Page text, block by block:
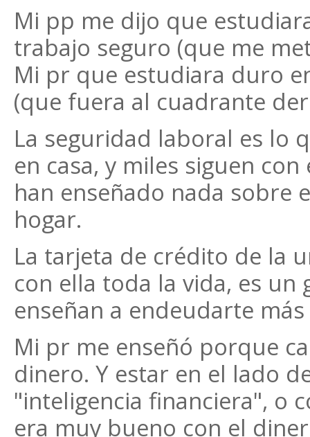
Mi pp me dijo que
trabajo seguro (que me
Mi pr que estudiara duro
(que fuera al cuadrante
La seguridad laboral es lo
en casa, y miles siguen
han enseñado nada sobre
hogar.
La tarjeta de crédito de la
con ella toda la vida, es
enseñan a endeudarte
Mi pr me enseñó porque
dinero. Y estar en el lado
"inteligencia financiera", o
era muy bueno con el